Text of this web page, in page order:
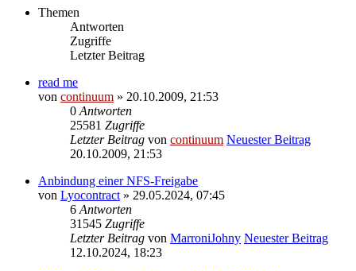
Themen
Antworten
Zugriffe
Letzter Beitrag
read me
von continuum » 20.10.2009, 21:53
0 Antworten
25581 Zugriffe
Letzter Beitrag von continuum Neuester Beitrag
20.10.2009, 21:53
Anbindung einer NFS-Freigabe
von Lyocontract » 29.05.2024, 07:45
6 Antworten
31545 Zugriffe
Letzter Beitrag von MarroniJohny Neuester Beitrag
12.10.2024, 18:23